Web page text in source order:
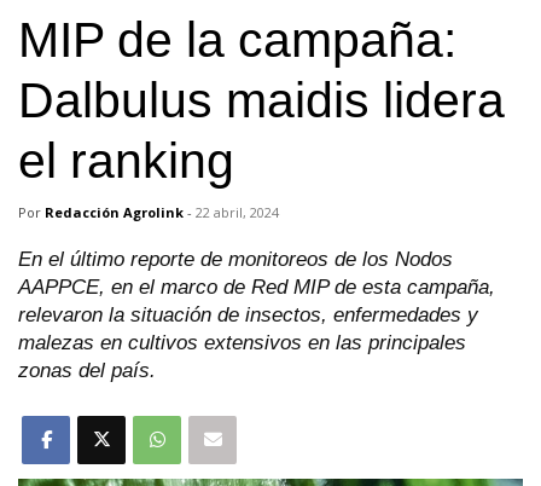
MIP de la campaña:
Dalbulus maidis lidera
el ranking
Por Redacción Agrolink - 22 abril, 2024
En el último reporte de monitoreos de los Nodos
AAPPCE, en el marco de Red MIP de esta campaña,
relevaron la situación de insectos, enfermedades y
malezas en cultivos extensivos en las principales
zonas del país.